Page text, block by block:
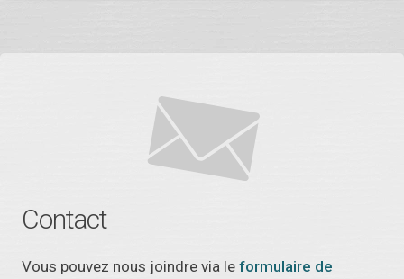
Contact
Vous pouvez nous joindre via le formulaire de